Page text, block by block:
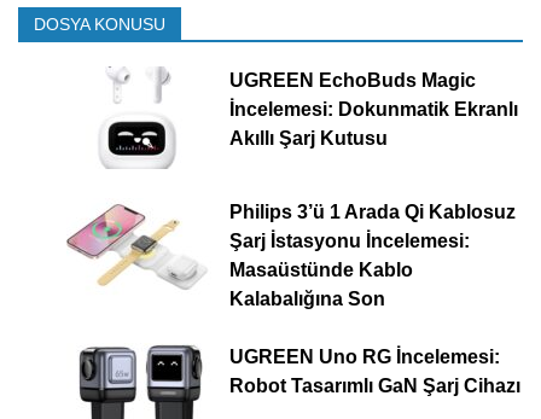
DOSYA KONUSU
UGREEN EchoBuds Magic
İncelemesi: Dokunmatik Ekranlı
Akıllı Şarj Kutusu
Philips 3’ü 1 Arada Qi Kablosuz
Şarj İstasyonu İncelemesi:
Masaüstünde Kablo
Kalabalığına Son
UGREEN Uno RG İncelemesi:
Robot Tasarımlı GaN Şarj Cihazı